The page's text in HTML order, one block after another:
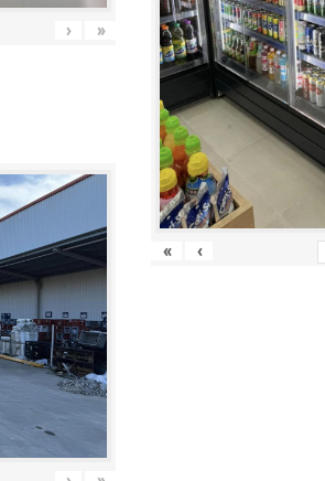
› »
« ‹